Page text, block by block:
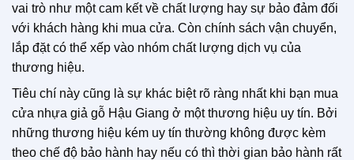
vai trò như một cam kết về chất lượng hay sự bảo đảm đối
với khách hàng khi mua cửa. Còn chính sách vận chuyển,
lắp đặt có thể xếp vào nhóm chất lượng dịch vụ của
thương hiệu.
Tiêu chí này cũng là sự khác biệt rõ ràng nhất khi bạn mua
cửa nhựa giả gỗ Hậu Giang ở một thương hiệu uy tín. Bởi
những thương hiệu kém uy tín thường không được kèm
theo chế độ bảo hành hay nếu có thì thời gian bảo hành rất